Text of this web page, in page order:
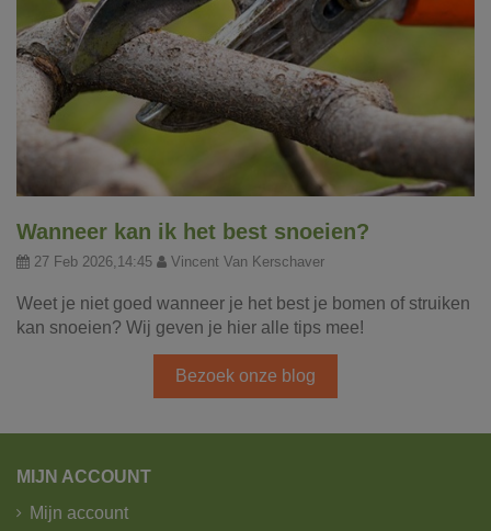
Wanneer kan ik het best snoeien?
27 Feb 2026,14:45 Vincent Van Kerschaver
Weet je niet goed wanneer je het best je bomen of struiken
kan snoeien? Wij geven je hier alle tips mee!
Bezoek onze blog
MIJN ACCOUNT
Mijn account